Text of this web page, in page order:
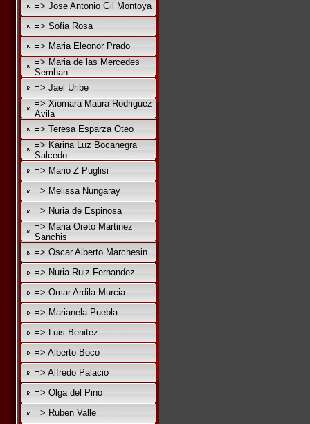
=> Jose Antonio Gil Montoya
=> Sofia Rosa
=> Maria Eleonor Prado
=> Maria de las Mercedes
Semhan
=> Jael Uribe
=> Xiomara Maura Rodriguez
Avila
=> Teresa Esparza Oteo
=> Karina Luz Bocanegra
Salcedo
=> Mario Z Puglisi
=> Melissa Nungaray
=> Nuria de Espinosa
=> Maria Oreto Martinez
Sanchis
=> Oscar Alberto Marchesin
=> Nuria Ruiz Fernandez
=> Omar Ardila Murcia
=> Marianela Puebla
=> Luis Benitez
=> Alberto Boco
=> Alfredo Palacio
=> Olga del Pino
=> Ruben Valle